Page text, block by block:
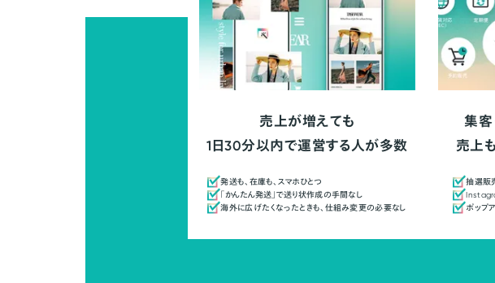
売上が増えても
1日30分以内で運営する人が多数
発送も、在庫も、スマホひとつ
「かんたん発送」で送り状作成の手間なし
海外に広げたくなったときも、仕組み変更の必要なし
集客
売上
抽選販
ポップ